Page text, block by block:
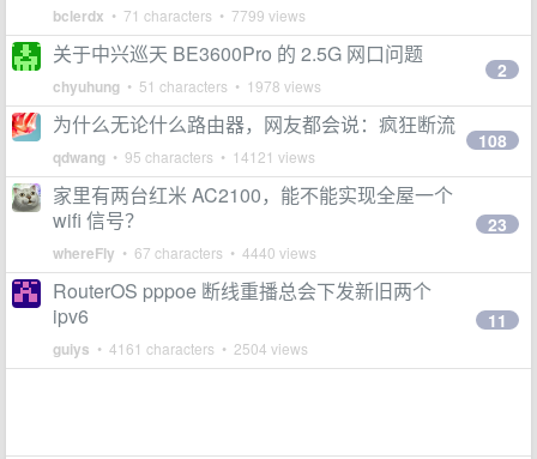
bclerdx • 71 characters • 7799 views
关于中兴巡天 BE3600Pro 的 2.5G 网口问题
chyuhung • 51 characters • 1978 views
2
为什么无论什么路由器，网友都会说：疯狂断流
qdwang • 95 characters • 14121 views
108
家里有两台红米 AC2100，能不能实现全屋一个
wifi 信号？
whereFly • 67 characters • 4440 views
23
RouterOS pppoe 断线重播总会下发新旧两个
ipv6
guiys • 4161 characters • 2504 views
11